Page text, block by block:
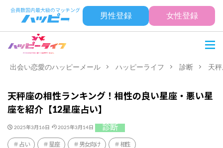
男性登録 女性登録
出会い恋愛のハッピーメール ハッピーライフ 診断 天
天秤座の相性ランキング！相性の良い星座・悪い星
座を紹介【12星座占い】
2025年3月16日 2025年3月14日 診断
占い 星座 男女向け 相性